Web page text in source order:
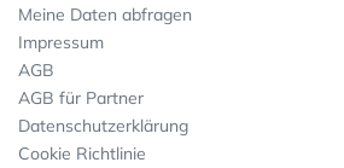
Meine Daten abfragen
Impressum
AGB
AGB für Partner
Datenschutzerklärung
Cookie Richtlinie